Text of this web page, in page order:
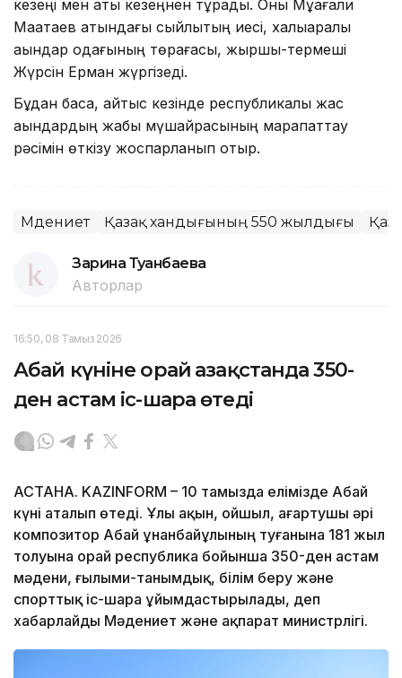
кезеңі мен ақтық кезеңнен тұрады. Оны Мұқағали
Мақатаев атындағы сыйлықтың иесі, халықаралық
ақындар одағының төрағасы, жыршы-термеші
Жүрсін Ерман жүргізеді.
Бұдан басқа, айтыс кезінде республикалық жас
ақындардың жабық мүшайрасының марапаттау
рәсімін өткізу жоспарланып отыр.
Мәдениет Қазақ хандығының 550 жылдығы
Зарина Туғанбаева
Авторлар
16:50, 08 Тамыз 2026
Абай күніне орай Қазақстанда 350-
ден астам іс-шара өтеді
АСТАНА. KAZINFORM – 10 тамызда елімізде Абай
күні аталып өтеді. Ұлы ақын, ойшыл, ағартушы әрі
композитор Абай Құнанбайұлының туғанына 181 жыл
толуына орай республика бойынша 350-ден астам
мәдени, ғылыми-танымдық, білім беру және
спорттық іс-шара ұйымдастырылады, деп
хабарлайды Мәдениет және ақпарат министрлігі.